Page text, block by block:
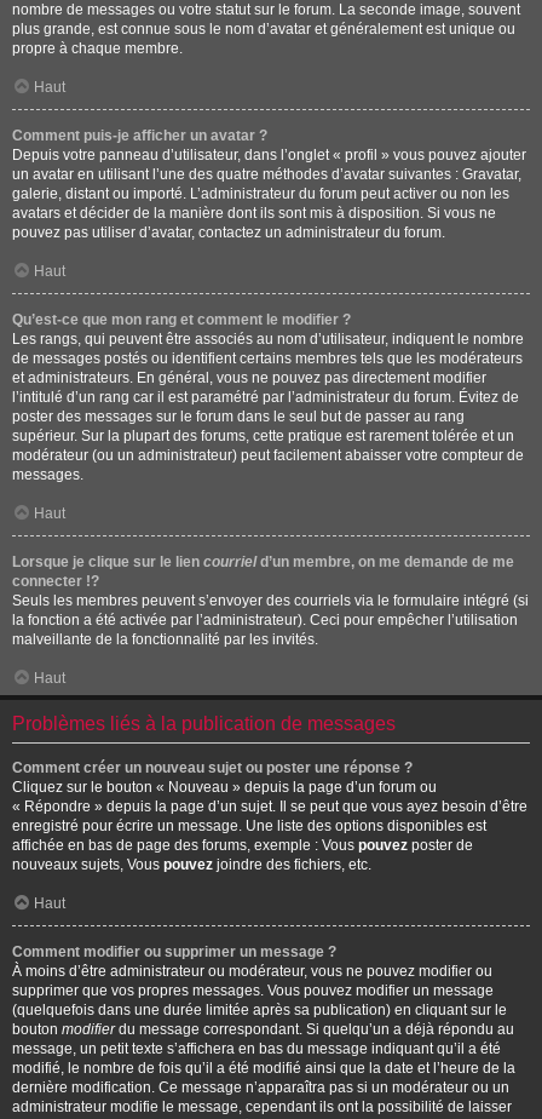
nombre de messages ou votre statut sur le forum. La seconde image, souvent
plus grande, est connue sous le nom d’avatar et généralement est unique ou
propre à chaque membre.
Haut
Comment puis-je afficher un avatar ?
Depuis votre panneau d’utilisateur, dans l’onglet « profil » vous pouvez ajouter
un avatar en utilisant l’une des quatre méthodes d’avatar suivantes : Gravatar,
galerie, distant ou importé. L’administrateur du forum peut activer ou non les
avatars et décider de la manière dont ils sont mis à disposition. Si vous ne
pouvez pas utiliser d’avatar, contactez un administrateur du forum.
Haut
Qu’est-ce que mon rang et comment le modifier ?
Les rangs, qui peuvent être associés au nom d’utilisateur, indiquent le nombre
de messages postés ou identifient certains membres tels que les modérateurs
et administrateurs. En général, vous ne pouvez pas directement modifier
l’intitulé d’un rang car il est paramétré par l’administrateur du forum. Évitez de
poster des messages sur le forum dans le seul but de passer au rang
supérieur. Sur la plupart des forums, cette pratique est rarement tolérée et un
modérateur (ou un administrateur) peut facilement abaisser votre compteur de
messages.
Haut
Lorsque je clique sur le lien courrield’un membre, on me demande de me
connecter !?
Seuls les membres peuvent s’envoyer des courriels via le formulaire intégré (si
la fonction a été activée par l’administrateur). Ceci pour empêcher l’utilisation
malveillante de la fonctionnalité par les invités.
Haut
Problèmes liés à la publication de messages
Comment créer un nouveau sujet ou poster une réponse ?
Cliquez sur le bouton « Nouveau » depuis la page d’un forum ou
« Répondre » depuis la page d’un sujet. Il se peut que vous ayez besoin d’être
enregistré pour écrire un message. Une liste des options disponibles est
affichée en bas de page des forums, exemple : Vous pouvez poster de
nouveaux sujets, Vous pouvez joindre des fichiers, etc.
Haut
Comment modifier ou supprimer un message ?
À moins d’être administrateur ou modérateur, vous ne pouvez modifier ou
supprimer que vos propres messages. Vous pouvez modifier un message
(quelquefois dans une durée limitée après sa publication) en cliquant sur le
bouton modifierdu message correspondant. Si quelqu’un a déjà répondu au
message, un petit texte s’affichera en bas du message indiquant qu’il a été
modifié, le nombre de fois qu’il a été modifié ainsi que la date et l’heure de la
dernière modification. Ce message n’apparaîtra pas si un modérateur ou un
administrateur modifie le message, cependant ils ont la possibilité de laisser